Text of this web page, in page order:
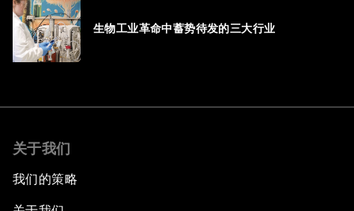
生物工业革命中蓄势待发的三大行业
关于我们
我们的策略